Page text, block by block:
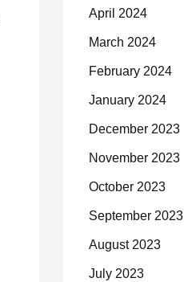
April 2024
March 2024
February 2024
January 2024
December 2023
November 2023
October 2023
September 2023
August 2023
July 2023